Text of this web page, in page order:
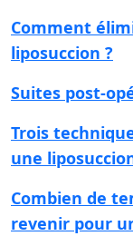
Comment
liposuccion ?
Suites post-
Trois
une
Combien de
revenir pour